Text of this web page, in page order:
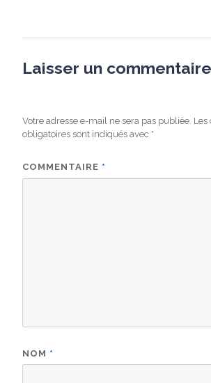
Laisser un commentaire
Votre adresse e-mail ne sera pas publiée. Les
obligatoires sont indiqués avec *
COMMENTAIRE *
NOM *